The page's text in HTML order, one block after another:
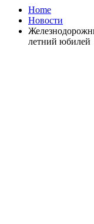
Home
Новости
летний юбилей